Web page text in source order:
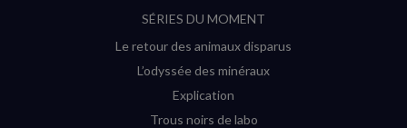
SÉRIES DU MOMENT
Le retour des animaux disparus
L’odyssée des minéraux
Explication
Trous noirs de labo